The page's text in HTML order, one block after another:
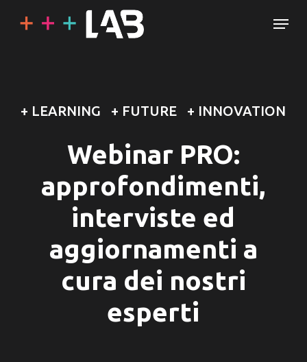
Menu
+ LEARNING + FUTURE + INNOVATION
Webinar PRO:
approfondimenti,
interviste ed
aggiornamenti a
cura dei nostri
esperti